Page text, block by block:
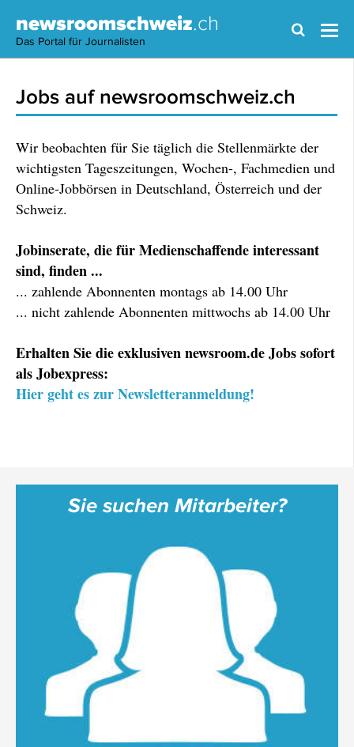
newsroomschweiz.ch
Das Portal für Journalisten
Jobs auf newsroomschweiz.ch
Wir beobachten für Sie täglich die Stellenmärkte der
wichtigsten Tageszeitungen, Wochen-, Fachmedien und
Online-Jobbörsen in Deutschland, Österreich und der
Schweiz.
Jobinserate, die für Medienschaffende interessant
sind, finden ...
... zahlende Abonnenten montags ab 14.00 Uhr
... nicht zahlende Abonnenten mittwochs ab 14.00 Uhr
Erhalten Sie die exklusiven newsroom.de Jobs sofort
als Jobexpress:
Hier geht es zur Newsletteranmeldung!
Sie suchen Mitarbeiter?